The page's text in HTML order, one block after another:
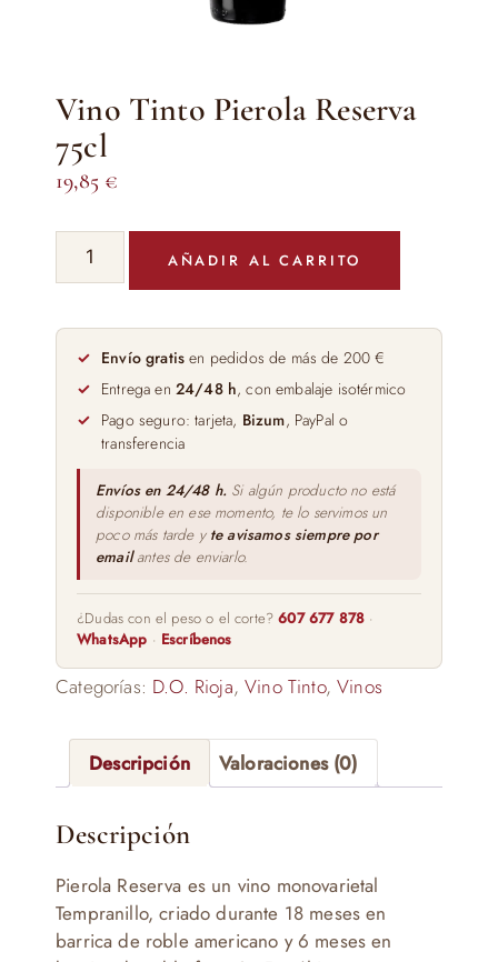
Vino Tinto Pierola Reserva
75cl
19,85 €
Vino
Tinto
Reserva
75cl
cantidad
AÑADIR AL CARRITO
Envío gratis en pedidos de más de 200 €
Entrega en 24/48 h, con embalaje isotérmico
Pago seguro: tarjeta, Bizum, PayPal o
transferencia
Envíos en 24/48 h. Si algún producto no está
disponible en ese momento, te lo servimos un
poco más tarde y te avisamos siempre por
emailantes de enviarlo.
¿Dudas con el peso o el corte?607 677 878 ·
WhatsApp · Escríbenos
Categorías: D.O. Rioja,Vino Tinto,Vinos
Descripción Valoraciones (0)
Descripción
Pierola Reserva es un vino monovarietal
Tempranillo, criado durante 18 meses en
barrica de roble americano y 6 meses en